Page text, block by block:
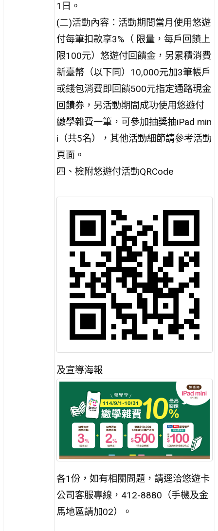
1日。
(二)活動內容：活動期間當月使用悠遊
付每筆扣款享3%（ 限量，每戶回饋上
限100元）悠遊付回饋金，另累積消費
新臺幣（以下同）10,000元加3筆帳戶
或錢包消費即回饋500元指定通路現金
回饋券，另活動期間成功使用悠遊付
繳學雜費一筆，可參加抽獎抽iPad min
i（共5名），其他活動細節請參考活動
頁面。
四、檢附悠遊付活動QRCode
及宣導海報
各1份，如有相關問題，請逕洽悠遊卡
公司客服專線，412-8880（手機及金
馬地區請加02）。